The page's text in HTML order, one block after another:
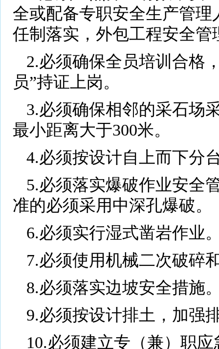
全或配备专职安全生产管理
任制落实，外包工程安全管
2.必须确保全员培训合格
员”持证上岗。
3.必须确保相邻的采石场
最小距离大于300米。
4.必须按设计自上而下分
5.必须落实爆破作业安全
准的必须采用中深孔爆破。
6.必须实行湿式凿岩作业
7.必须使用机械二次破碎
8.必须落实边坡安全措施
9.必须按设计排土，加强
10.必须建立专（兼）职